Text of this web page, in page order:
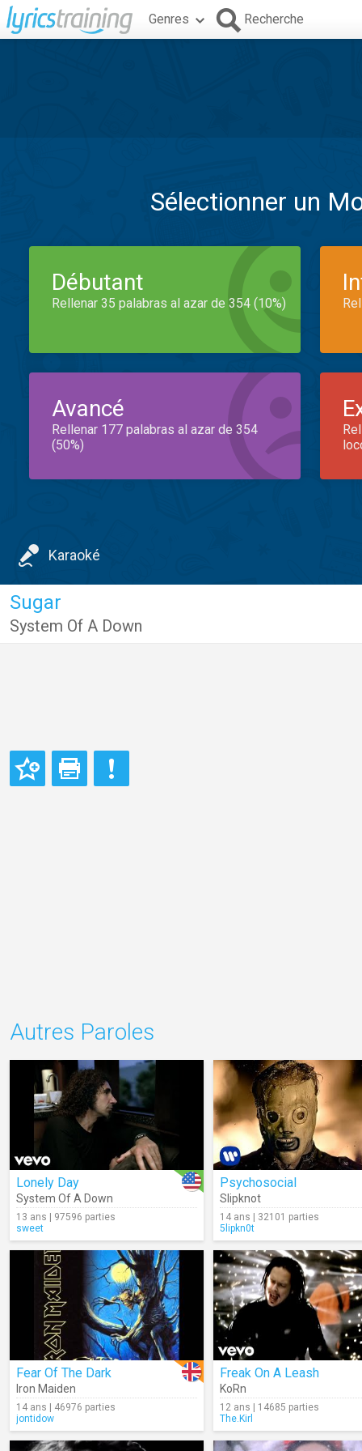
Genres Recherche
Sélectionner un
Débutant
Rellenar 35 palabras al azar de 354 (10%)
Avancé
Rellenar 177 palabras al azar de 354
(50%)
Karaoké
Sugar
System Of A Down
Autres Paroles
Lonely Day
System Of A Down
13 ans | 97596 parties
sweet
Psychosocial
Slipknot
14 ans | 32101 parties
5lipkn0t
Fear Of The Dark
Iron Maiden
14 ans | 46976 parties
jontidow
Freak On A Leash
KoRn
12 ans | 14685 parties
The.Kirl